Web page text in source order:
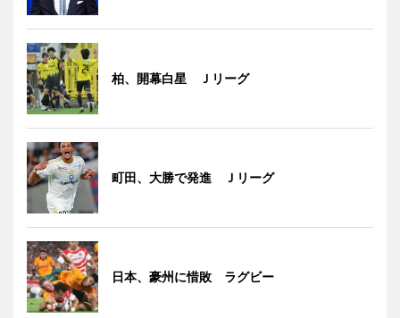
柏、開幕白星 Ｊリーグ
町田、大勝で発進 Ｊリーグ
日本、豪州に惜敗 ラグビー